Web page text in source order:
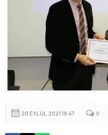
20 EYLÜL 2021 19:47 0